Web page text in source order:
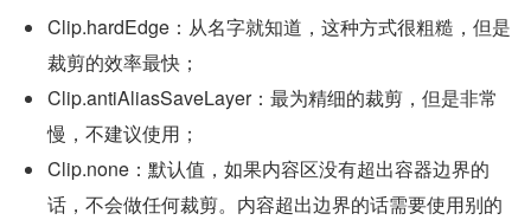
Clip.hardEdge：从名字就知道，这种方式很粗糙，但是
裁剪的效率最快；
Clip.antiAliasSaveLayer：最为精细的裁剪，但是非常
慢，不建议使用；
Clip.none：默认值，如果内容区没有超出容器边界的
话，不会做任何裁剪。内容超出边界的话需要使用别的